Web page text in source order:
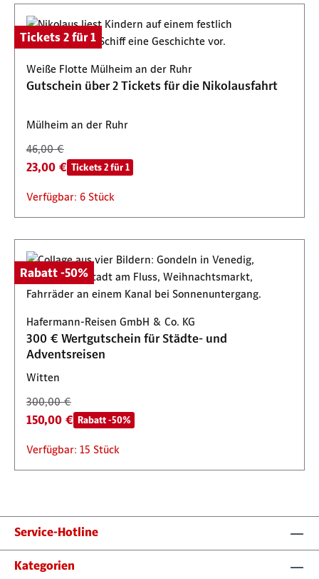
Tickets 2 für 1
Weiße Flotte Mülheim an der Ruhr
Gutschein über 2 Tickets für die Nikolausfahrt
Mülheim an der Ruhr
46,00 €
23,00 € Tickets 2 für 1
Verfügbar: 6 Stück
Rabatt -50%
Hafermann-Reisen GmbH & Co. KG
300 € Wertgutschein für Städte- und
Adventsreisen
Witten
300,00 €
150,00 € Rabatt -50%
Verfügbar: 15 Stück
Service-Hotline
Kategorien